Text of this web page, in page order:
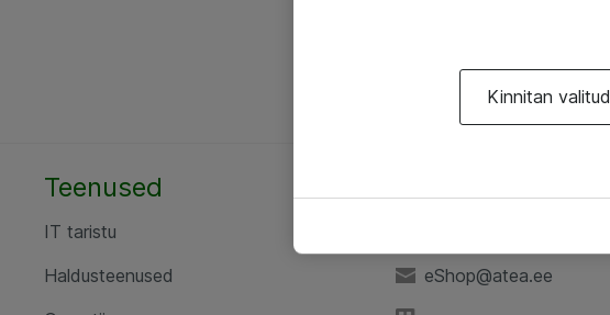
Teenused
IT taristu
Haldusteenused
eShop@atea.ee
Kinnitan valitud